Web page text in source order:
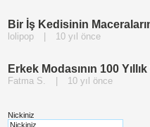
Bir İş Kedisinin
lolipop 10 yıl önce
Erkek Modasının 100
Fatma S. 10 yıl önce
Nickiniz